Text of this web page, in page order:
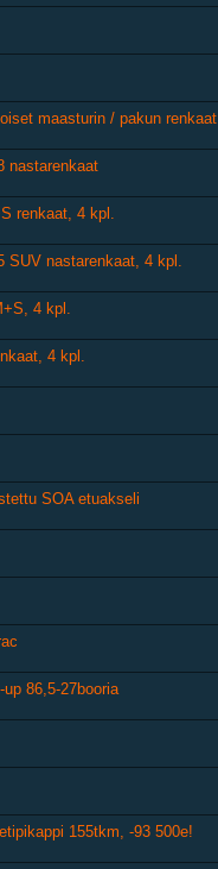
maasturin / pakun renkaat
nastarenkaat
renkaat, 4 kpl.
SUV nastarenkaat, 4 kpl.
4 kpl.
4 kpl.
SOA etuakseli
86,5-27booria
155tkm, -93 500e!